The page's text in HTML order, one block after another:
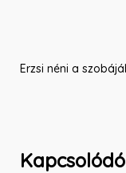
Erzsi néni a